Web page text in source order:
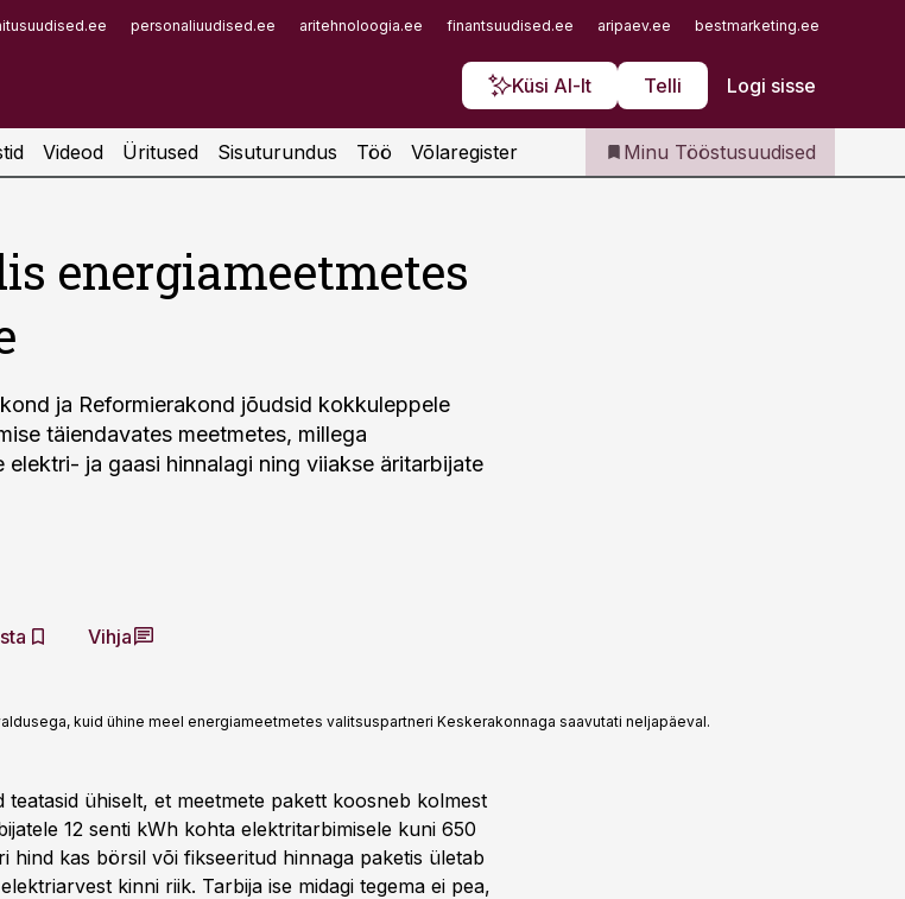
personaliuudised.ee aritehnoloogia.ee finantsuudised.ee aripaev.ee bestmarketing.ee
Küsi AI-lt Telli Logi sisse
Iseteenindus
Telli Tööstusuudised
Videod Üritused Sisuturundus Töö Võlaregister Minu Tööstusuudised
energiameetmetes
ja Reformierakond jõudsid kokkuleppele
täiendavates meetmetes, millega
ja gaasi hinnalagi ning viiakse äritarbijate
Vihja
kuid ühine meel energiameetmetes valitsuspartneri Keskerakonnaga saavutati neljapäeval.
ühiselt, et meetmete pakett koosneb kolmest
12 senti kWh kohta elektritarbimisele kuni 650
hind kas börsil või fikseeritud hinnaga paketis ületab
kinni riik. Tarbija ise midagi tegema ei pea,